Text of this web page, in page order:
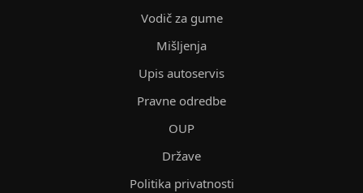
Vodič za gume
Mišljenja
Upis autoservis
Pravne odredbe
OUP
Države
Politika privatnosti